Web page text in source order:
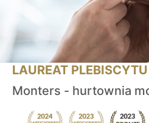
LAUREAT
Monters - hurtownia